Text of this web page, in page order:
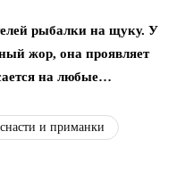
рыбалки на щуку. У
жор, она проявляет
на любые…
снасти и приманки